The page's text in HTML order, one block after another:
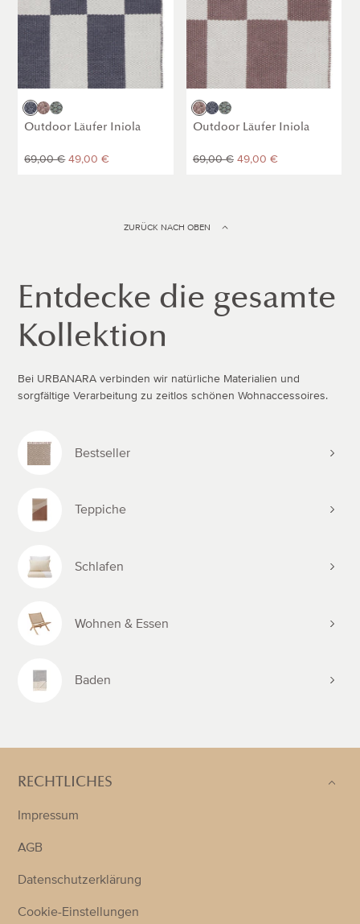
Outdoor Läufer Iniola
Blaugrau
Dunkles
Taupe
Grüngrau
Sale
69,00 €
Normaler49,00 €
Weiß]
Outdoor Läufer Iniola
Dunkles
Taupe
Blaugrau
Grüngrau
Sale
69,00 €
Normaler49,00 €
ZURÜCK NACH OBEN
Entdecke die gesamte
Kollektion
Bei URBANARA verbinden wir natürliche Materialien und
sorgfältige Verarbeitung zu zeitlos schönen Wohnaccessoires.
Bestseller
Teppiche
Schlafen
Wohnen & Essen
Baden
RECHTLICHES
Impressum
AGB
Datenschutzerklärung
Cookie-Einstellungen